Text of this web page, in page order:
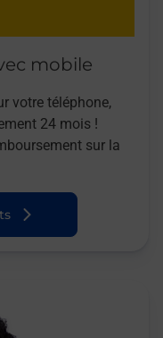
mobile
votre téléphone,
24 mois !
sur la